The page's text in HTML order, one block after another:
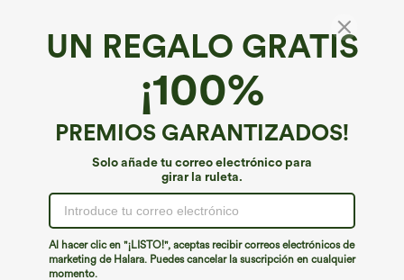
UN REGALO GRATIS
¡100%
PREMIOS GARANTIZADOS!
Solo añade tu correo electrónico para
girar la ruleta.
Al hacer clic en "¡LISTO!", aceptas recibir correos electrónicos de
marketing de Halara. Puedes cancelar la suscripción en cualquier
momento.
€40,95 EUR
Jersey casual con escote barco y
mangas murciélago
+1
€44,95 EUR €49,95 EUR
Compra 2 y obtén un 10% de descuento
| Compra 3 y obtén un 20% de
descuento
Halara Flex™ overol casual de denim
lavado con escote en V y bolsillos